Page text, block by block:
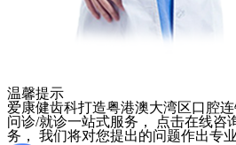
温馨提示
爱康健齿科打造粤港澳大湾区口腔
问诊/就诊一站式服务， 点击在线咨
务， 我们将对您提出的问题作出专